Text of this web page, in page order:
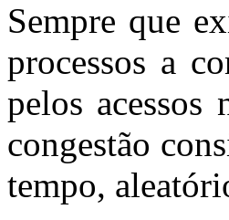
Sempre que
processos a
pelos
congestão
tempo,